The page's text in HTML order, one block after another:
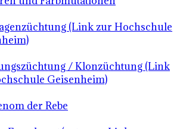
(Link zur Hochschule
/ Klonzüchtung (Link
Geisenheim)
der Rebe